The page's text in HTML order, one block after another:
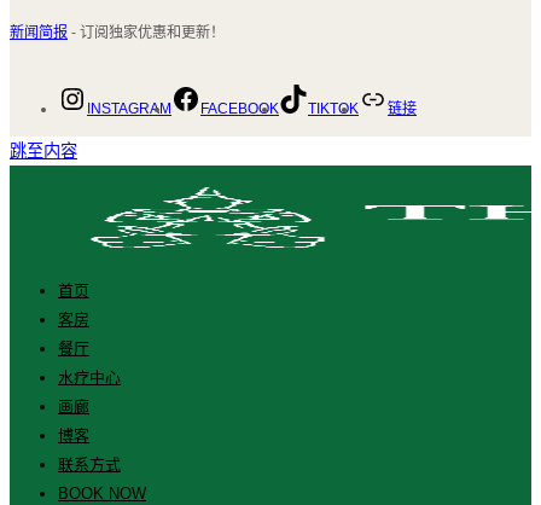
新闻简报 - 订阅独家优惠和更新！
INSTAGRAM FACEBOOK TIKTOK 链接
跳至内容
首页
客房
餐厅
水疗中心
画廊
博客
联系方式
BOOK NOW